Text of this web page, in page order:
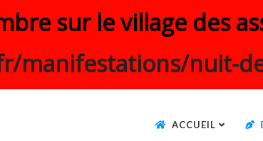
sur le village des
manifestations/nuit-
ACCUEIL